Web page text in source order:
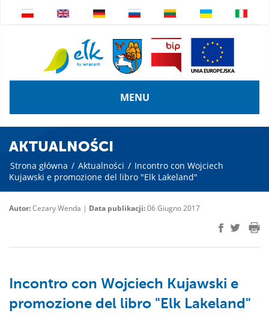
MENU
AKTUALNOŚCI
Strona główna / Aktualności / Incontro con Wojciech
Kujawski e promozione del libro "Elk Lakeland"
Autor:Cezary Wenda | Data publikacji:06 Giugno 2017
Incontro con Wojciech Kujawski e
promozione del libro "Elk Lakeland"